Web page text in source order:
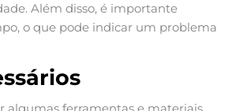
Além disso, é importante
o que pode indicar um problema